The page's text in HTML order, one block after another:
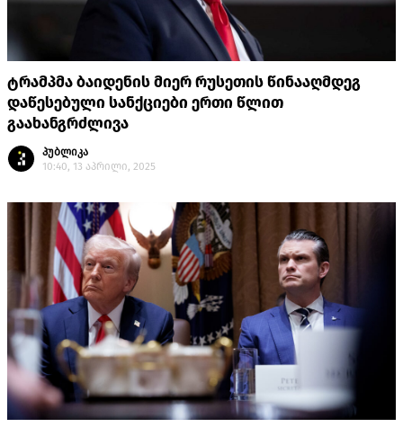
ტრამპმა ბაიდენის მიერ რუსეთის წინააღმდეგ
დაწესებული სანქციები ერთი წლით
გაახანგრძლივა
პუბლიკა
10:40, 13 აპრილი, 2025